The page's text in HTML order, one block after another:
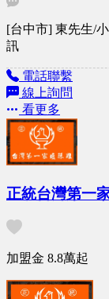
Dreamers 第一家
發與服務優化，
為擴展品牌影響力
術培訓據點，協
長的事業模型。 品牌里程碑 2015 年｜首間門市於新北永和成
立 2020 年｜累積
2022 年｜成立台
品牌使命
值、風格與故事
[台中市] 東先生/
訊
電話聯繫
線上詢問
看更多
正統台灣第一
加盟金 8.8萬起